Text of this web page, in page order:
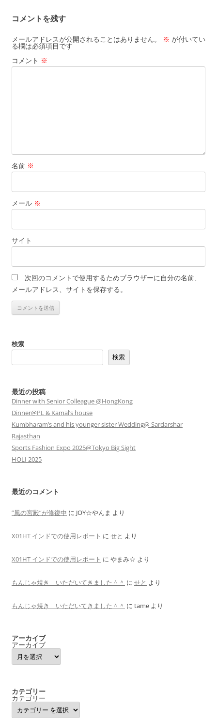
ビ
ゲ
ー
シ
コメントを残す
メールアドレスが公開されることはありません。 ※ が付いてい
る欄は必須項目です
コメント ※
名前 ※
メール ※
サイト
次回のコメントで使用するためブラウザーに自分の名前、
メールアドレス、サイトを保存する。
検索
検索
最近の投稿
Dinner with Senior Colleague @HongKong
Dinner@PL & Kamal’s house
Kumbharam’s and his younger sister Wedding@ Sardarshar
Rajasthan
Sports Fashion Expo 2025@Tokyo Big Sight
HOLI 2025
最近のコメント
”風の宮殿”が修復中 に JOY☆やんま より
X01HT インドでの使用レポート に せと より
X01HT インドでの使用レポート に やまみ☆ より
もんじゃ焼き いただいてきました＾＾ に せと より
もんじゃ焼き いただいてきました＾＾ に tame より
アーカイブ
アーカイブ
カテゴリー
カテゴリー